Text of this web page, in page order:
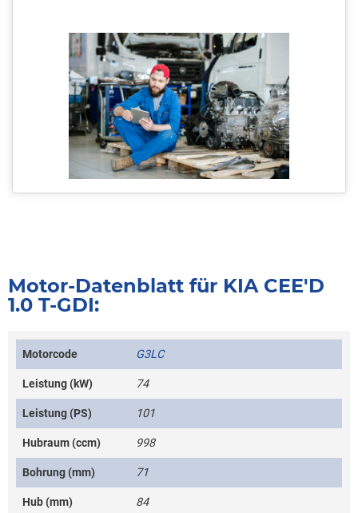
Motor-Datenblatt für KIA CEE'D
1.0 T-GDI:
Motorcode G3LC
Leistung (kW) 74
Leistung (PS) 101
Hubraum (ccm) 998
Bohrung (mm) 71
Hub (mm) 84